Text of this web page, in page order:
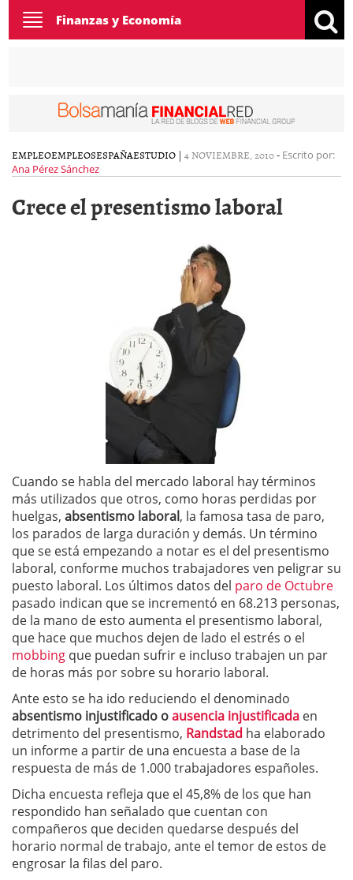
Toggle
navigation
Finanzas y Economía
EMPLEOEMPLEOSESPAÑAESTUDIO | 4 NOVIEMBRE, 2010- Escrito por:
Ana Pérez Sánchez
Crece el presentismo laboral
Cuando se habla del mercado laboral hay términos
más utilizados que otros, como horas perdidas por
huelgas, absentismo laboral, la famosa tasa de paro,
los parados de larga duración y demás. Un término
que se está empezando a notar es el del presentismo
laboral, conforme muchos trabajadores ven peligrar su
puesto laboral. Los últimos datos del paro de Octubre
pasado indican que se incrementó en 68.213 personas,
de la mano de esto aumenta el presentismo laboral,
que hace que muchos dejen de lado el estrés o el
mobbing que puedan sufrir e incluso trabajen un par
de horas más por sobre su horario laboral.
Ante esto se ha ido reduciendo el denominado
absentismo injustificado oausencia injustificada en
detrimento del presentismo, Randstad ha elaborado
un informe a partir de una encuesta a base de la
respuesta de más de 1.000 trabajadores españoles.
Dicha encuesta refleja que el 45,8% de los que han
respondido han señalado que cuentan con
compañeros que deciden quedarse después del
horario normal de trabajo, ante el temor de estos de
engrosar la filas del paro.